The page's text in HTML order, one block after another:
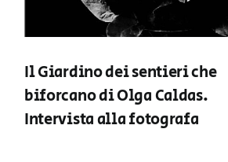
Il Giardino dei sentieri che
biforcano di Olga Caldas.
Intervista alla fotografa